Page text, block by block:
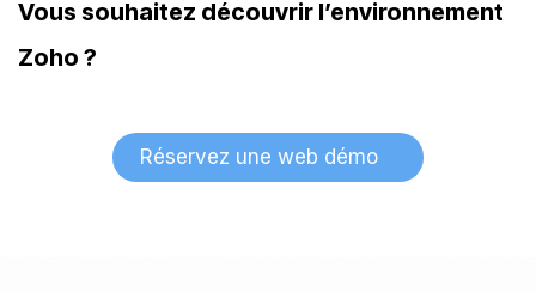
Vous souhaitez découvrir l’environnement
Zoho ?
Réservez une web démo